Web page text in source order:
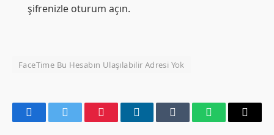
şifrenizle oturum açın.
FaceTime Bu Hesabın Ulaşılabilir Adresi Yok
FacebookTwitter PinterestLinkedInTumblr WhatsAppEmail